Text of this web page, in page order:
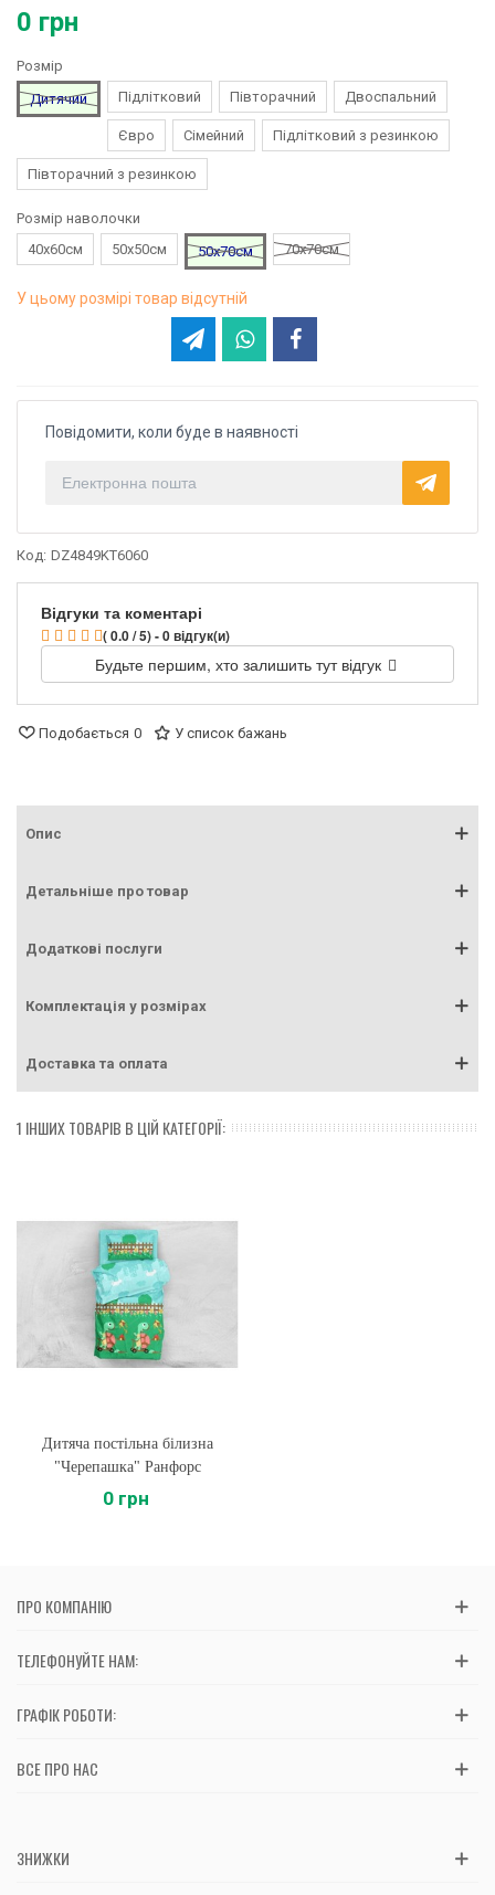
0 грн
Розмір
Дитячий
Підлітковий Півторачний Двоспальний
Євро Сімейний Підлітковий з резинкою
Півторачний з резинкою
Розмір наволочки
40х60см
50х50см 50х70см 70х70см
У цьому розмірі товар відсутній
Повідомити, коли буде в наявності
Код: DZ4849KT6060
Відгуки та коментарі
( 0.0 / 5) - 0 відгук(и)
Будьте першим, хто залишить тут відгук
Подобається 0 У список бажань
Опис
Детальніше про товар
Додаткові послуги
Комплектація у розмірах
Доставка та оплата
1 ІНШИХ ТОВАРІВ В ЦІЙ КАТЕГОРІЇ:
Дитяча постільна білизна
"Черепашка" Ранфорс
0 грн
ПРО КОМПАНІЮ
ТЕЛЕФОНУЙТЕ НАМ:
ГРАФІК РОБОТИ:
ВСЕ ПРО НАС
ЗНИЖКИ